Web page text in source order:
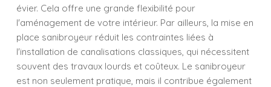
évier. Cela offre une grande flexibilité pour
l'aménagement de votre intérieur. Par ailleurs, la mise en
place sanibroyeur réduit les contraintes liées à
l'installation de canalisations classiques, qui nécessitent
souvent des travaux lourds et coûteux. Le sanibroyeur
est non seulement pratique, mais il contribue également